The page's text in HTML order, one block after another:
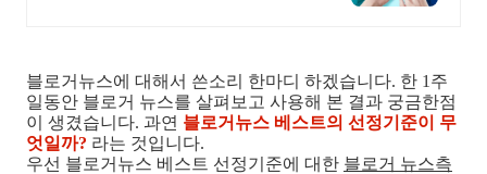
블로거뉴스에 대해서 쓴소리 한마디 하겠습니다. 한 1주
일동안 블로거 뉴스를 살펴보고 사용해 본 결과 궁금한점
이 생겼습니다. 과연 블로거뉴스 베스트의 선정기준이 무
엇일까? 라는 것입니다.
우선 블로거뉴스 베스트 선정기준에 대한 블로거 뉴스측